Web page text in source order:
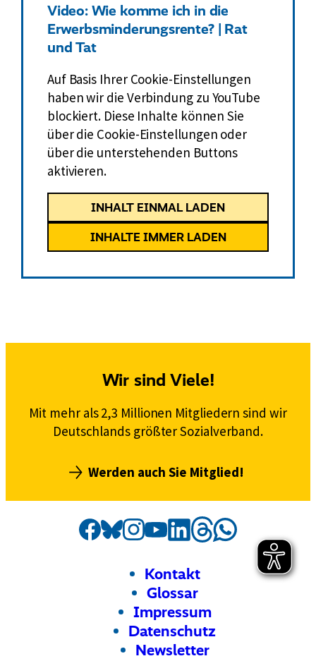
Video: Wie komme ich in die
Erwerbsminderungsrente? | Rat
und Tat
Auf Basis Ihrer Cookie-Einstellungen
haben wir die Verbindung zu YouTube
blockiert. Diese Inhalte können Sie
über die Cookie-Einstellungen oder
über die unterstehenden Buttons
aktivieren.
INHALT EINMAL LADEN
INHALTE IMMER LADEN
Wir sind Viele!
Mit mehr als 2,3 Millionen Mitgliedern sind wir
Deutschlands größter Sozialverband.
Werden auch Sie Mitglied!
Social
Media
Externer
Link:
VdK
auf
Externer
Link:
VdK
Bluesky
Externer
Link:
VdK
auf
Externer
Link:
VdK
YouTube
Externer
Link:
VdK
auf
LinkedIn
Externer
Link:
VdK
auf
Externer
Link:
VdK
auf
Whatsapp
Kontakt
Glossar
Impressum
Datenschutz
Newsletter